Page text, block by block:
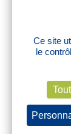
Ce site
le